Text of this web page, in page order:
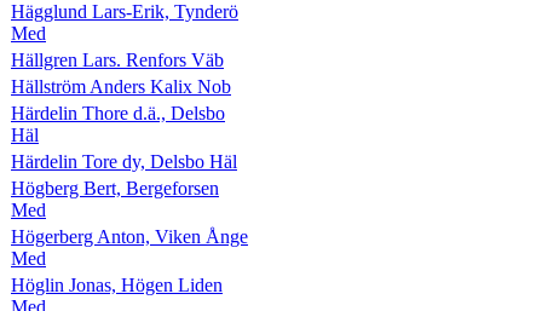
Hägglund Lars-Erik, Tynderö
Med
Hällgren Lars. Renfors Väb
Hällström Anders Kalix Nob
Härdelin Thore d.ä., Delsbo
Häl
Härdelin Tore dy, Delsbo Häl
Högberg Bert, Bergeforsen
Med
Högerberg Anton, Viken Ånge
Med
Höglin Jonas, Högen Liden
Med